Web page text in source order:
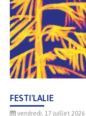
FESTI'LALIE
vendredi, 17 juillet 2026